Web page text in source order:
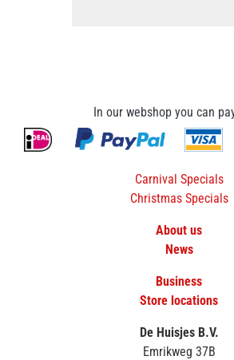
In our webshop you can
Carnival Specials
Christmas Specials
About us
News
Business
Store locations
De Huisjes B.V.
Emrikweg 37B